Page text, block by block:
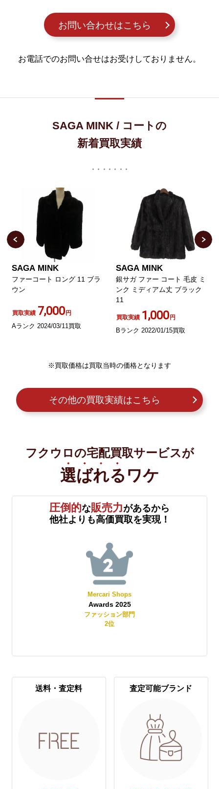
お問い合わせはこちら
お電話でのお問い合せはお受けしておりません。
SAGA MINK / コートの
新着買取実績
SAGA MINK
ファーコート ロング 11 ブラ
ウン
買取実績 7,000円
Aランク 2024/03/11買取
SAGA MINK
銀サガ ファー コート 毛皮 ミ
ンク ミディアム丈 ブラック
11
買取実績 1,000円
Bランク 2022/01/15買取
※買取価格は買取当時の価格となります
その他の買取実績はこちら
フクウロの宅配買取サービスが
選ばれる ワケ
圧倒的な販売力があるから
他社よりも高価買取を実現！
Yahoo!オークション
Best Store Awards 2025
レディースファッション部門
送料・査定料 査定可能ブランド